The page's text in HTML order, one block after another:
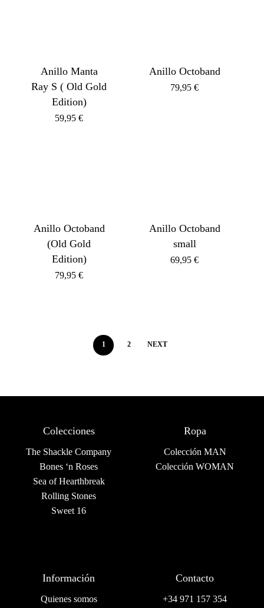
Anillo Manta
Ray S ( Old Gold
Edition)
59,95€
Anillo Octoband
79,95€
Anillo Octoband
(Old Gold
Edition)
79,95€
Anillo Octoband
small
69,95€
1 2 NEXT
Colecciones
The Shackle Company
Bones ‘n Roses
Sea of Hearthbreak
Rolling Stones
Sweet 16
Ropa
Colección MAN
Colección WOMAN
Información
Quienes somos
Contacto
+34 971 157 354